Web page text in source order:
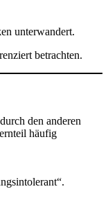
unterwandert.
betrachten.
den anderen
häufig